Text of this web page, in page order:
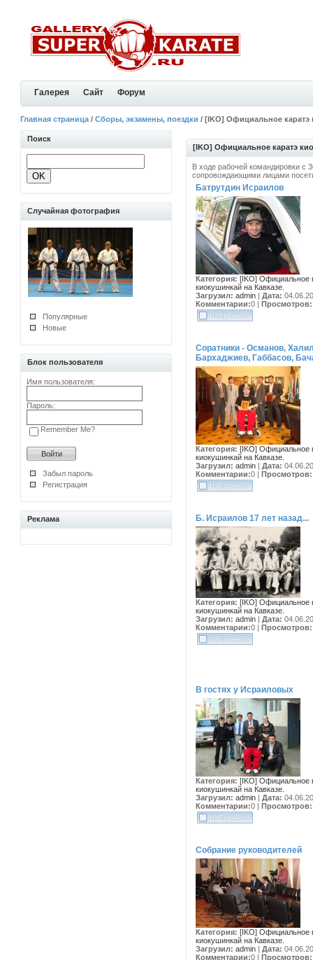
Галерея Сайт Форум
Главная страница /Сборы, экзамены, поездки / [IKO] Официальное каратэ
Поиск
Случайная фотография
Популярные
Новые
Блок пользователя
Имя пользователя:
Пароль:
Remember Me?
Забыл пароль
Регистрация
Реклама
[IKO] Официальное каратэ
В ходе рабочей командировки с
сопровождающими лицами
Батрутдин Исраилов
Категория: [IKO] Официальное
киокушинкай на Кавказе.
Загрузил: admin |Дата:
Комментарии:0 |Просмотров:
Соратники - Османов,
Бархаджиев, Габбасов,
Категория: [IKO] Официальное
киокушинкай на Кавказе.
Загрузил: admin |Дата:
Комментарии:0 |Просмотров:
Б. Исраилов 17 лет назад...
Категория: [IKO] Официальное
киокушинкай на Кавказе.
Загрузил: admin |Дата:
Комментарии:0 |Просмотров:
В гостях у Исраиловых
Категория: [IKO] Официальное
киокушинкай на Кавказе.
Загрузил: admin |Дата:
Комментарии:0 |Просмотров:
Собрание руководителей
Категория: [IKO] Официальное
киокушинкай на Кавказе.
Загрузил: admin |Дата:
Комментарии:0 |Просмотров: